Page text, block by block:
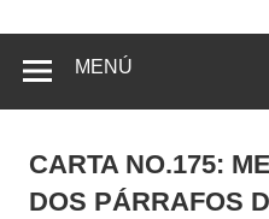
MENÚ
CARTA NO.175:
DOS PÁRRAFOS